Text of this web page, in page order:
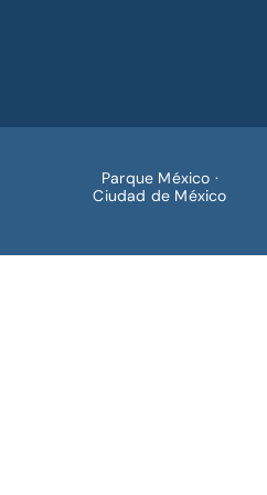
Parque México ·
Ciudad de México